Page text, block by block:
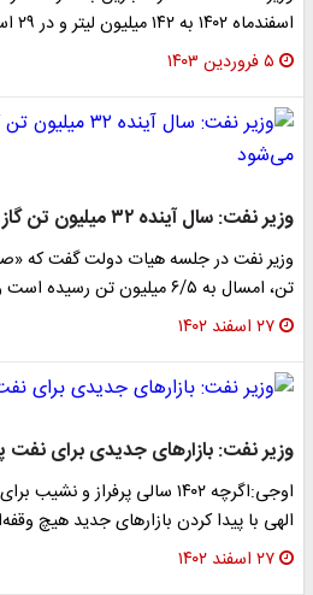
اسفندماه ۱۴۰۲ به ۱۴۲ میلیون لیتر و در ۲۹ اسفندماه ۱۴۰۲…
۵ فروردین ۱۴۰۳
وزیر نفت: سال آینده ۳۲ میلیون تن گاز مشعل جمع‌آوری می‌شود
تن، امسال به ۶/۵ میلیون تن رسیده است و در سال آینده…
۲۷ اسفند ۱۴۰۲
وزیر نفت: بازارهای جدیدی برای نفت
اوجی:اگرچه ۱۴۰۲ سالی پرفراز و
الهی با پیدا کردن بازارهای جدید هیچ‌
۲۷ اسفند ۱۴۰۲